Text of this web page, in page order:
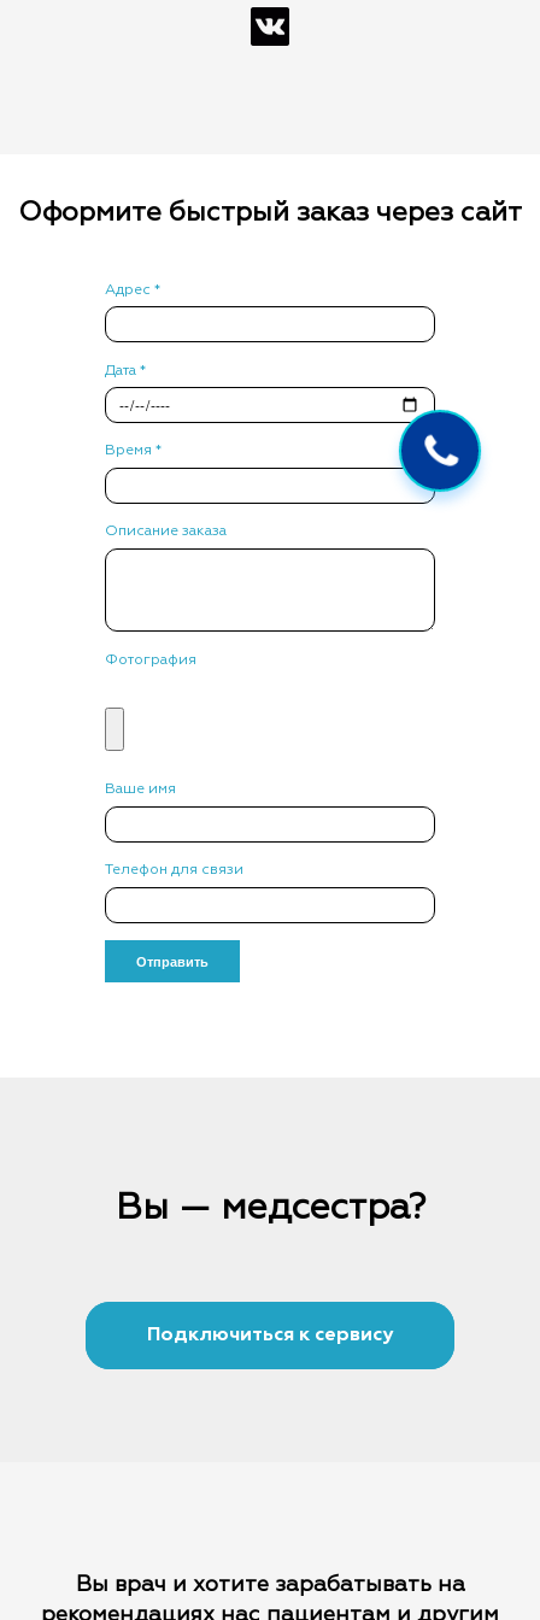
Оформите быстрый заказ через сайт
Адрес *
Дата *
Время *
Описание заказа
Фотография
Ваше имя
Телефон для связи
Вы — медсестра?
Подключиться к сервису
Вы врач и хотите зарабатывать на
рекомендациях нас пациентам и другим